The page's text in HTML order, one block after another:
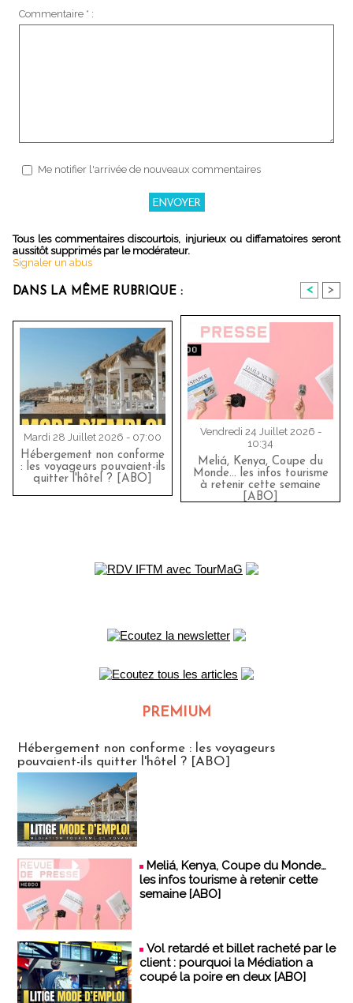
Commentaire * :
Me notifier l'arrivée de nouveaux commentaires
Tous les commentaires discourtois, injurieux ou diffamatoires seront
aussitôt supprimés par le modérateur.
Signaler un abus
DANS LA MÊME RUBRIQUE : < >
Mardi 28 Juillet 2026 - 07:00
Hébergement non conforme
: les voyageurs pouvaient-ils
quitter l'hôtel ? [ABO]
Vendredi 24 Juillet 2026 -
10:34
Meliá, Kenya, Coupe du
Monde… les infos tourisme
à retenir cette semaine
[ABO]
PREMIUM
Hébergement non conforme : les voyageurs
pouvaient-ils quitter l'hôtel ? [ABO]
Meliá, Kenya, Coupe du Monde…
les infos tourisme à retenir cette
semaine [ABO]
Vol retardé et billet racheté par le
client : pourquoi la Médiation a
coupé la poire en deux [ABO]